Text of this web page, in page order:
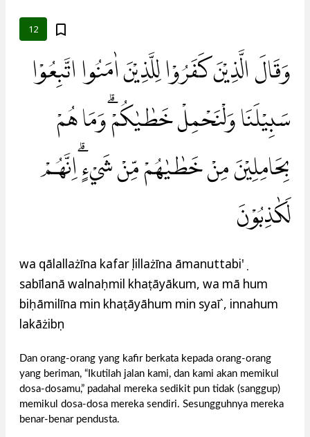
12
وَقَالَ الَّذِيْنَ كَفَرُوْا لِلَّذِيْنَ اٰمَنُوا اتَّبِعُوْا
سَبِيْلَنَا وَلْنَحْمِلْ خَطٰيٰكُمْۗ وَمَا هُمْ
بِحَامِلِيْنَ مِنْ خَطٰيٰهُمْ مِّنْ شَيْءٍۗ اِنَّهُمْ
لَكٰذِبُوْنَ
wa qālallażīna kafarụ lillażīna āmanuttabi'ụ
sabīlanā walnaḥmil khaṭāyākum, wa mā hum
biḥāmilīna min khaṭāyāhum min syaī`, innahum
lakāżibụn
Dan orang-orang yang kafir berkata kepada orang-orang
yang beriman, “Ikutilah jalan kami, dan kami akan memikul
dosa-dosamu,” padahal mereka sedikit pun tidak (sanggup)
memikul dosa-dosa mereka sendiri. Sesungguhnya mereka
benar-benar pendusta.